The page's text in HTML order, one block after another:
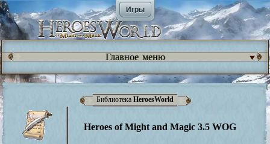
Игры
Главное меню
Библиотека HeroesWorld
Heroes of Might and Magic 3.5 WOG